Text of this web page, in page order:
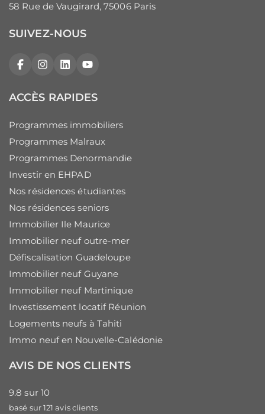
58 Rue de Vaugirard, 75006 Paris
SUIVEZ-NOUS
FacebookInstagram
LinkedInYouTube
ACCÈS RAPIDES
Programmes immobiliers
Programmes Malraux
Programmes Denormandie
Investir en EHPAD
Nos résidences étudiantes
Nos résidences seniors
Immobilier Ile Maurice
Immobilier neuf outre-mer
Défiscalisation Guadeloupe
Immobilier neuf Guyane
Immobilier neuf Martinique
Investissement locatif Réunion
Logements neufs à Tahiti
Immo neuf en Nouvelle-Calédonie
AVIS DE NOS CLIENTS
9.8 sur 10
basé sur 121 avis clients